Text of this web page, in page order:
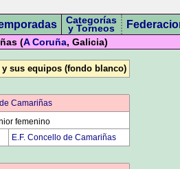
Categorías
y Torneos
(A Coruña, Galicia)
sus equipos (fondo blanco)
Camariñas
femenino
E.F. Concello de Camariñas